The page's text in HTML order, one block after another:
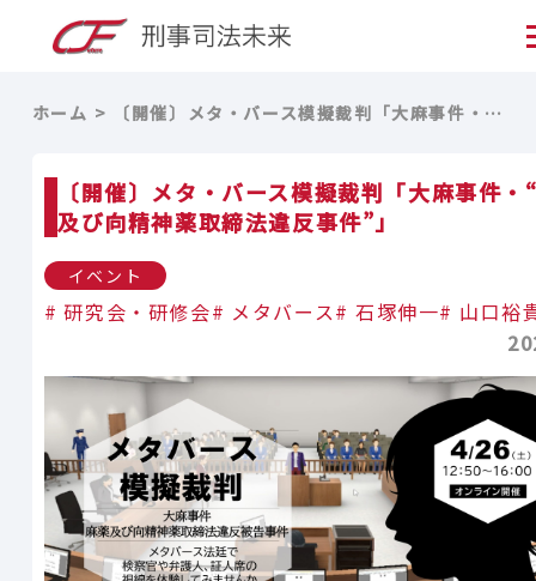
ホーム 〔開催〕メタ・バース模擬裁判「大麻事件・“麻薬及び向精神薬取締法違反事件”」
〔開催〕メタ・バース模擬裁判「大麻事件・
及び向精神薬取締法違反事件”」
イベント
研究会・研修会 メタバース 石塚伸一
山口裕